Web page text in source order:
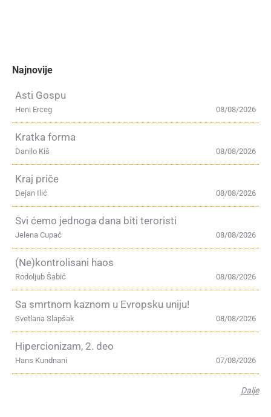
Najnovije
Asti Gospu
08/08/2026
Heni Erceg
Kratka forma
08/08/2026
Danilo Kiš
Kraj priče
08/08/2026
Dejan Ilić
Svi ćemo jednoga dana biti teroristi
08/08/2026
Jelena Cupać
(Ne)kontrolisani haos
08/08/2026
Rodoljub Šabić
Sa smrtnom kaznom u Evropsku uniju!
08/08/2026
Svetlana Slapšak
Hipercionizam, 2. deo
07/08/2026
Hans Kundnani
Dalje